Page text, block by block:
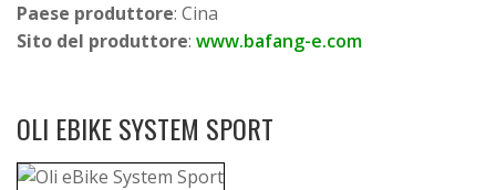
Paese produttore: Cina
Sito del produttore: www.bafang-e.com
OLI EBIKE SYSTEM SPORT